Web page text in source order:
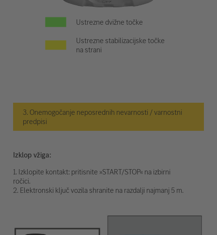
Ustrezne dvižne točke
Ustrezne stabilizacijske točke
na strani
3. Onemogočanje neposrednih nevarnosti / varnostni
predpisi
Izklop vžiga:
1. Izklopite kontakt: pritisnite »START/STOP« na izbirni
ročici.
2. Elektronski ključ vozila shranite na razdalji najmanj 5 m.